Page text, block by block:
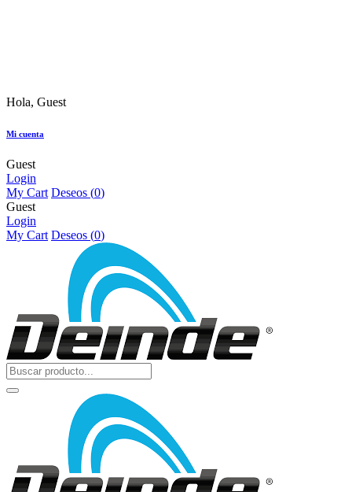
Hola, Guest
Mi cuenta
Guest
Login
My Cart Deseos (0)
Guest
Login
My Cart Deseos (0)